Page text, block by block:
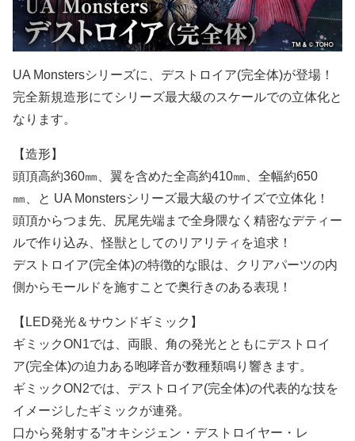
UA Monstersシリーズに、デストロイア(完全体)が登場！
完全新規造形にてシリーズ最大級のスケールでの立体化と
なります。
【造形】
頭頂高約360㎜、翼を含めた全高約410㎜、全幅約650
㎜、と UA Monstersシリーズ最大級のサイズで立体化！
頭頂からつま先、尻尾先端まで全身隈なく精密なデティー
ルで作り込み、怪獣としてのリアリティを追求！
デストロイア(完全体)の特徴的な眼は、クリアパーツの内
側からモールドを施すことで奥行きのある表現！
【LED発光＆サウンドギミック】
ギミックON1では、両眼、角の発光とともにデストロイ
ア(完全体)の迫力ある咆哮音が数種類鳴り響きます。
ギミックON2では、デストロイア(完全体)の代表的な技を
イメージしたギミックが連発。
口から発射する”オキシジェン・デストロイヤー・レ